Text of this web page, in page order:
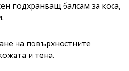
подхранващ балсам за коса,
на повърхностните
и тена.